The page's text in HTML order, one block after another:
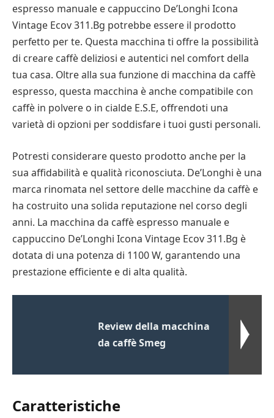
espresso manuale e cappuccino De’Longhi Icona
Vintage Ecov 311.Bg potrebbe essere il prodotto
perfetto per te. Questa macchina ti offre la possibilità
di creare caffè deliziosi e autentici nel comfort della
tua casa. Oltre alla sua funzione di macchina da caffè
espresso, questa macchina è anche compatibile con
caffè in polvere o in cialde E.S.E, offrendoti una
varietà di opzioni per soddisfare i tuoi gusti personali.
Potresti considerare questo prodotto anche per la
sua affidabilità e qualità riconosciuta. De’Longhi è una
marca rinomata nel settore delle macchine da caffè e
ha costruito una solida reputazione nel corso degli
anni. La macchina da caffè espresso manuale e
cappuccino De’Longhi Icona Vintage Ecov 311.Bg è
dotata di una potenza di 1100 W, garantendo una
prestazione efficiente e di alta qualità.
Review della macchina
da caffè Smeg
Caratteristiche